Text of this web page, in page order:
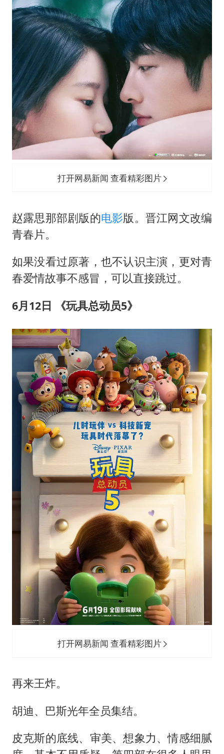
打开网易新闻 查看精彩图片
赵露思那部剧版的电影版。晋江网文改编
青春片。
如果没看过原著，也不认识主演，更对青
春爱情故事不感冒，可以直接跳过。
6月12日 《玩具总动员5》
打开网易新闻 查看精彩图片
再来王炸。
胡迪、巴斯光年全员集结。
皮克斯的底线、审美、想象力、情感细腻